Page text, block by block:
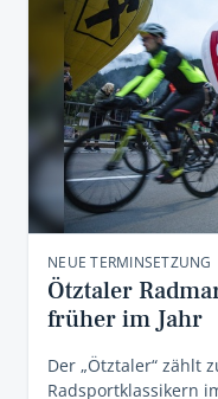
NEUE TERMINSETZUNG
Ötztaler
früher im Jahr
Der „Ötztaler“ zählt
Radsportklassikern